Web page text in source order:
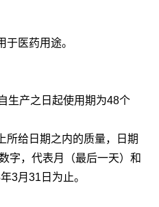
医药用途。
生产之日起使用期为48个
所给日期之内的质量，日期
字，代表月（最后一天）和
3月31日为止。